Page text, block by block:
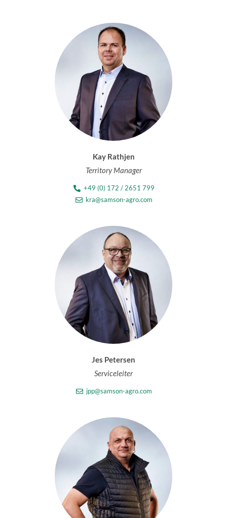
Kay Rathjen
Territory Manager
+49 (0) 172 / 2651 799
kra@samson-agro.com
Jes Petersen
Serviceleiter
jpp@samson-agro.com